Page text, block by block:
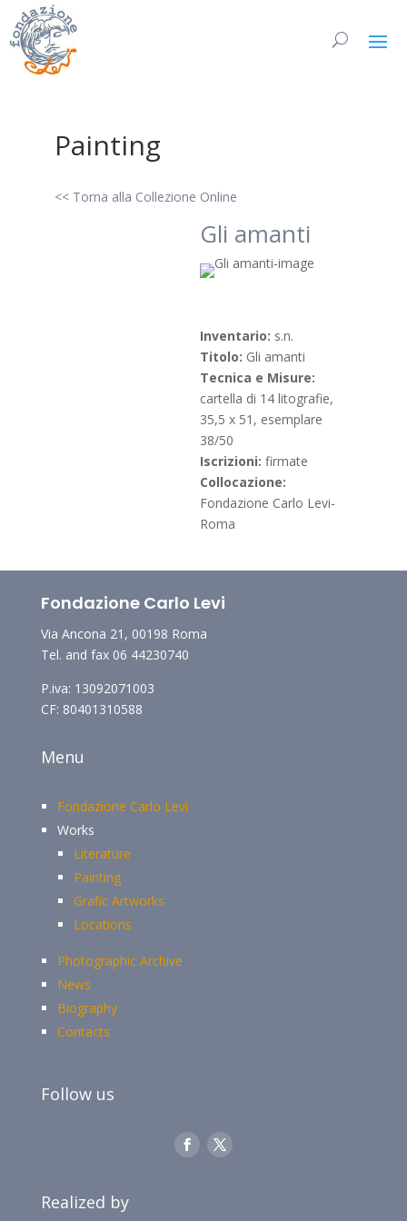
Painting
<< Torna alla Collezione Online
Gli amanti
Inventario: s.n.
Titolo: Gli amanti
Tecnica e Misure:
cartella di 14 litografie,
35,5 x 51, esemplare
38/50
Iscrizioni: firmate
Collocazione:
Fondazione Carlo Levi-
Roma
Fondazione Carlo Levi
Via Ancona 21, 00198 Roma
Tel. and fax 06 44230740
P.iva: 13092071003
CF: 80401310588
Menu
Fondazione Carlo Levi
Works
Literature
Painting
Grafic Artworks
Locations
Photographic Archive
News
Biography
Contacts
Follow us
Realized by